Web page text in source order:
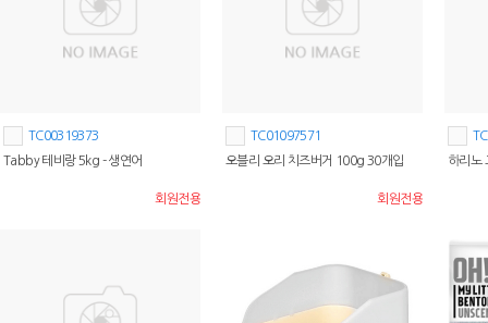
TC00319373
Tabby 테비랑 5kg - 생연어
회원전용
TC01097571
오블리 오리 치즈버거 100g 30개입
회원전용
하리노